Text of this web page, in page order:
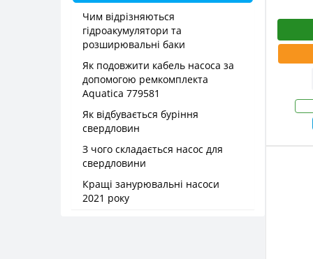
Чим відрізняються
гідроакумулятори та
розширювальні баки
Як подовжити кабель насоса за
допомогою ремкомплекта
Aquatica 779581
Як відбувається буріння
свердловин
З чого складається насос для
свердловини
Кращі занурювальні насоси
2021 року